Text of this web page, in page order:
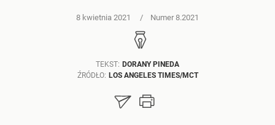
TEKST: DORANY PINEDA
ŹRÓDŁO: LOS ANGELES TIMES/MCT
8 kwietnia 2021 Numer 8.2021